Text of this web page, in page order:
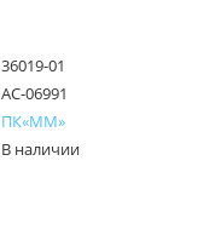
36019-01
AC-06991
ПК«ММ»
В наличии